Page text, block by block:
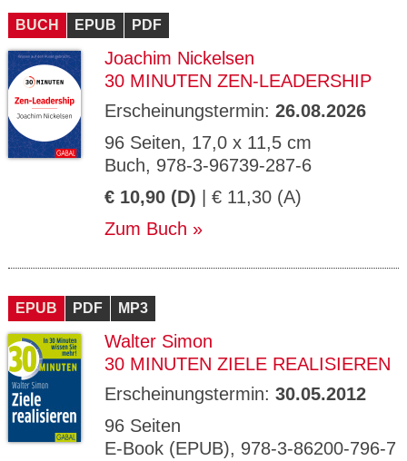
BUCH EPUB PDF
Joachim Nickelsen
30 MINUTEN ZEN-LEADERSHIP
Erscheinungstermin: 26.08.2026
96 Seiten, 17,0 x 11,5 cm
Buch, 978-3-96739-287-6
€ 10,90 (D) | € 11,30 (A)
Zum Buch
EPUB PDF MP3
Walter Simon
30 MINUTEN ZIELE REALISIEREN
Erscheinungstermin: 30.05.2012
96 Seiten
E-Book (EPUB), 978-3-86200-796-7